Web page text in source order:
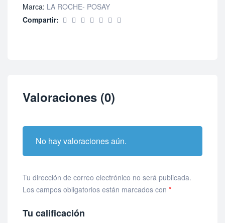
Marca: LA ROCHE- POSAY
Compartir:
Valoraciones (0)
No hay valoraciones aún.
Tu dirección de correo electrónico no será publicada.
Los campos obligatorios están marcados con *
Tu calificación